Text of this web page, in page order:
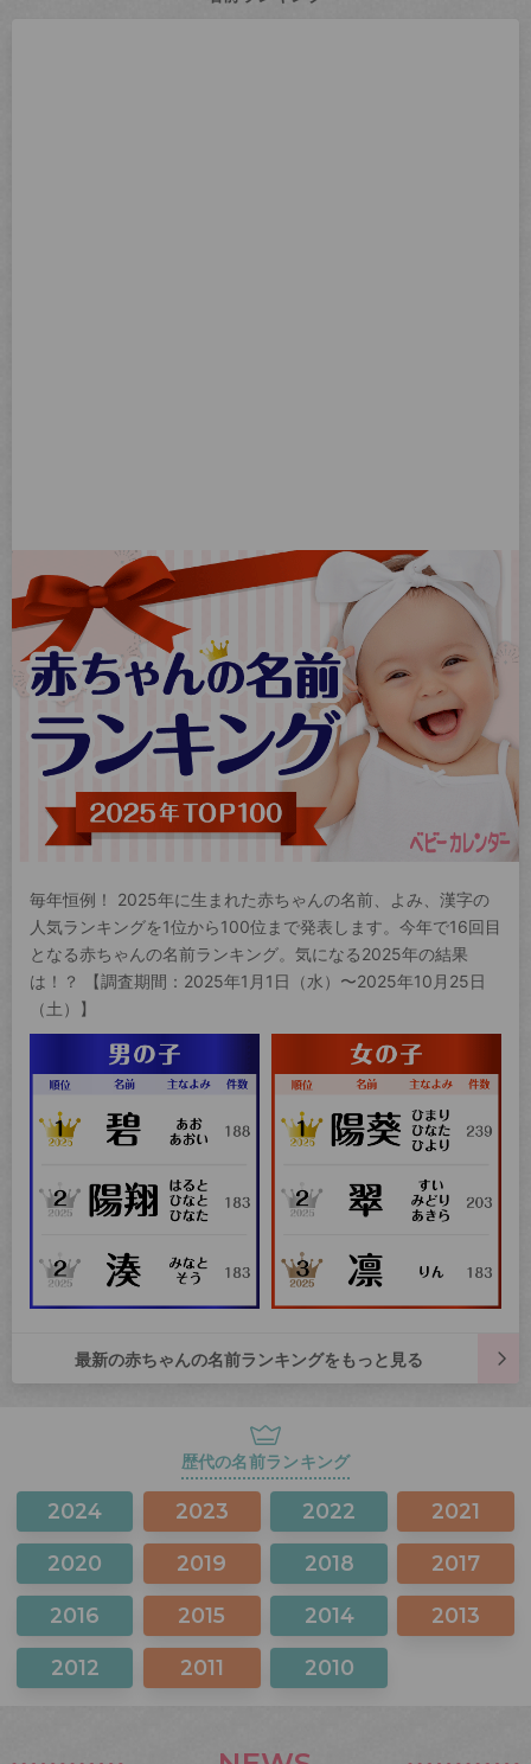
毎年恒例！ 2025年に生まれた赤ちゃんの名前、よみ、漢字の
人気ランキングを1位から100位まで発表します。今年で16回目
となる赤ちゃんの名前ランキング。気になる2025年の結果
は！？ 【調査期間：2025年1月1日（水）〜2025年10月25日
（土）】
最新の赤ちゃんの名前ランキングをもっと見る
歴代の名前ランキング
2024 2023 2022 2021
2020 2019 2018 2017
2016 2015 2014 2013
2012 2011 2010